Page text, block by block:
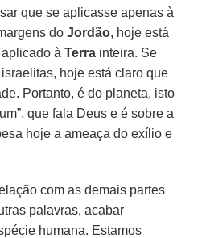
que se aplicasse apenas à
doJordão, hoje está
aplicado àTerra inteira. Se
hoje está claro que
Portanto, é do planeta, isto
que fala Deus e é sobre a
hoje a ameaça do exílio e
com as demais partes
palavras, acabar
humana. Estamos